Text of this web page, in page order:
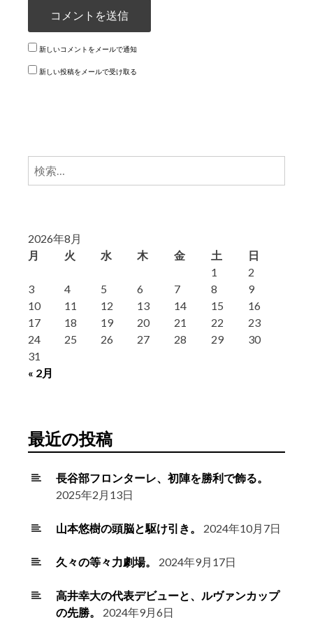
新しいコメントをメールで通知
新しい投稿をメールで受け取る
検
2026年8月
月
火 水 木 金 土 日
« 2月
1
2
3
4 5 6 7 8
9
10
11 12 13 14 15
16
17
18 19 20 21 22
23
24
25 26 27 28 29
30
31
最近の投稿
長谷部フロンターレ、初陣を勝利で飾る。
2025年2月13日
山本悠樹の頭脳と駆け引き。 2024年10月7日
久々の等々力劇場。 2024年9月17日
高井幸大の代表デビューと、ルヴァンカップ
の先勝。
2024年9月6日